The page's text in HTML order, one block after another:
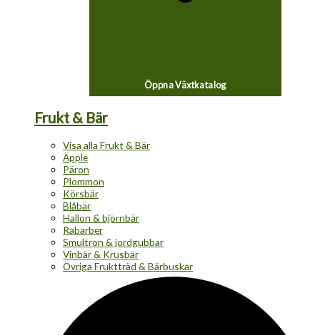
Öppna Växtkatalog
Frukt & Bär
Visa alla Frukt & Bär
Äpple
Päron
Plommon
Körsbär
Blåbär
Hallon & björnbär
Rabarber
Smultron & jordgubbar
Vinbär & Krusbär
Övriga Fruktträd & Bärbuskar